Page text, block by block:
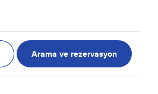
Arama ve rezervasyon